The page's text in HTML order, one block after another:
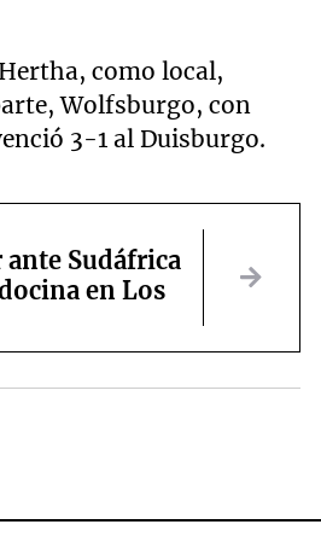
como local,
Wolfsburgo, con
3-1 al Duisburgo.
Sudáfrica
en Los